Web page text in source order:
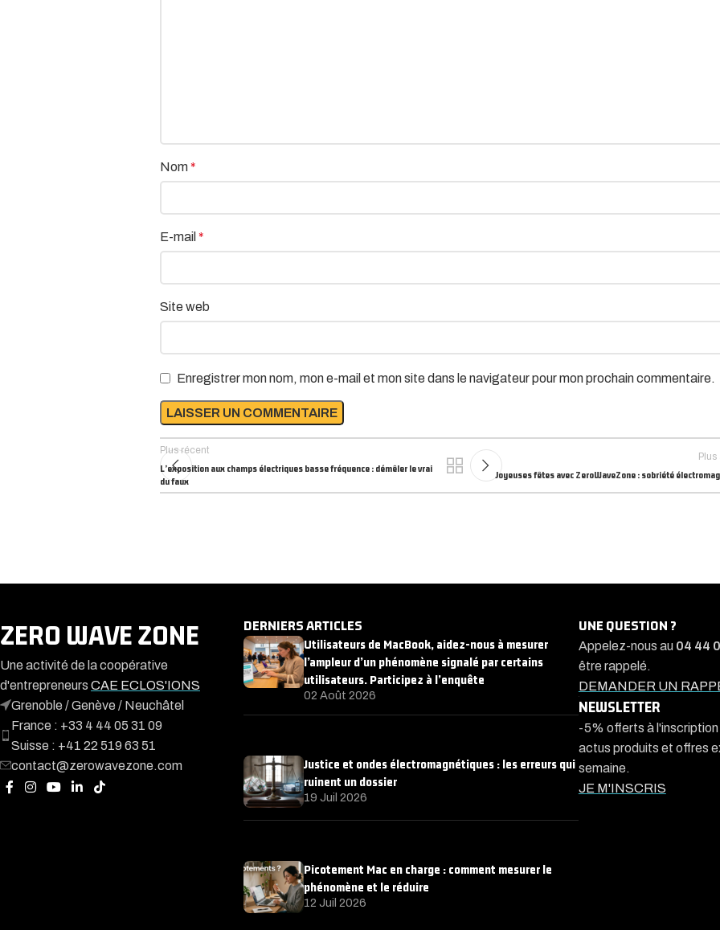
Nom*
E-mail *
Site web
Enregistrer mon nom, mon e-mail et mon site dans le navigateur pour mon prochain commentaire.
Plus récent
L’exposition aux champs électriques basse fréquence : démêler le vrai
du faux
Plus
Joyeuses fêtes avec ZeroWaveZone : sobriété
ZERO WAVE ZONE
Une activité de la coopérative
d'entrepreneurs CAE ECLOS'IONS
Grenoble / Genève / Neuchâtel
France : +33 4 44 05 31 09
Suisse : +41 22 519 63 51
contact@zerowavezone.com
DERNIERS ARTICLES
Utilisateurs de MacBook, aidez-nous à mesurer
l’ampleur d’un phénomène signalé par certains
utilisateurs. Participez à l’enquête
02 Août 2026
Justice et ondes électromagnétiques : les erreurs qui
ruinent un dossier
19 Juil 2026
Picotement Mac en charge : comment mesurer le
phénomène et le réduire
12 Juil 2026
UNE QUESTION ?
Appelez-nous au 04 44
être rappelé.
DEMANDER UN
NEWSLETTER
-5% offerts à
actus produits et offres
semaine.
JE M'INSCRIS